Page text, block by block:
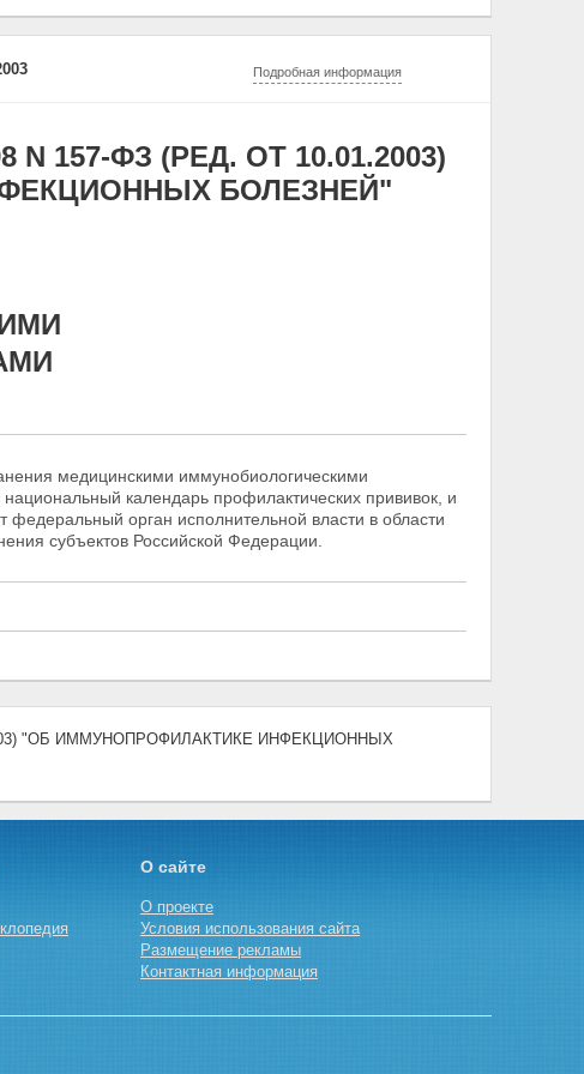
Подробная информация
157-ФЗ (РЕД. ОТ 10.01.2003)
БОЛЕЗНЕЙ"
медицинскими иммунобиологическими
календарь профилактических прививок, и
орган исполнительной власти в области
субъектов Российской Федерации.
"ОБ ИММУНОПРОФИЛАКТИКЕ ИНФЕКЦИОННЫХ
О сайте
О проекте
Условия использования сайта
Размещение рекламы
Контактная информация